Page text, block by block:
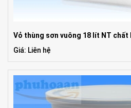
Vỏ thùng sơn vuông 18 lít NT
Giá: Liên hệ